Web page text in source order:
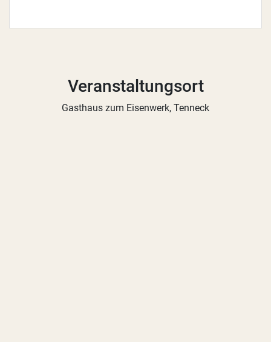
Veranstaltungsort
Gasthaus zum Eisenwerk, Tenneck